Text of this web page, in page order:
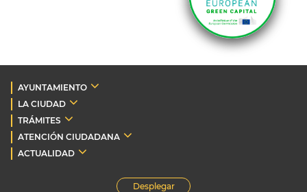
AYUNTAMIENTO
LA CIUDAD
TRÁMITES
ATENCIÓN CIUDADANA
ACTUALIDAD
Desplegar